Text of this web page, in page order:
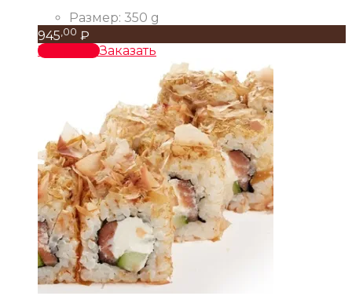
Размер: 350 g
945 ,00 ₽
В корзинуЗаказать